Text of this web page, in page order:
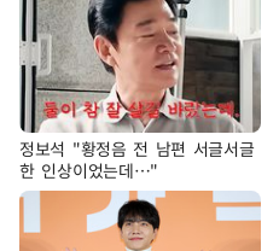
정보석 "황정음 전 남편 서글서글
한 인상이었는데…"